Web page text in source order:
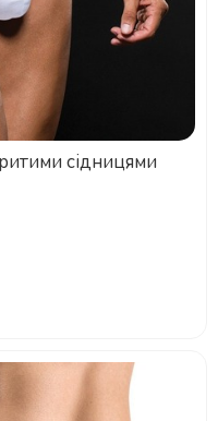
сідницями